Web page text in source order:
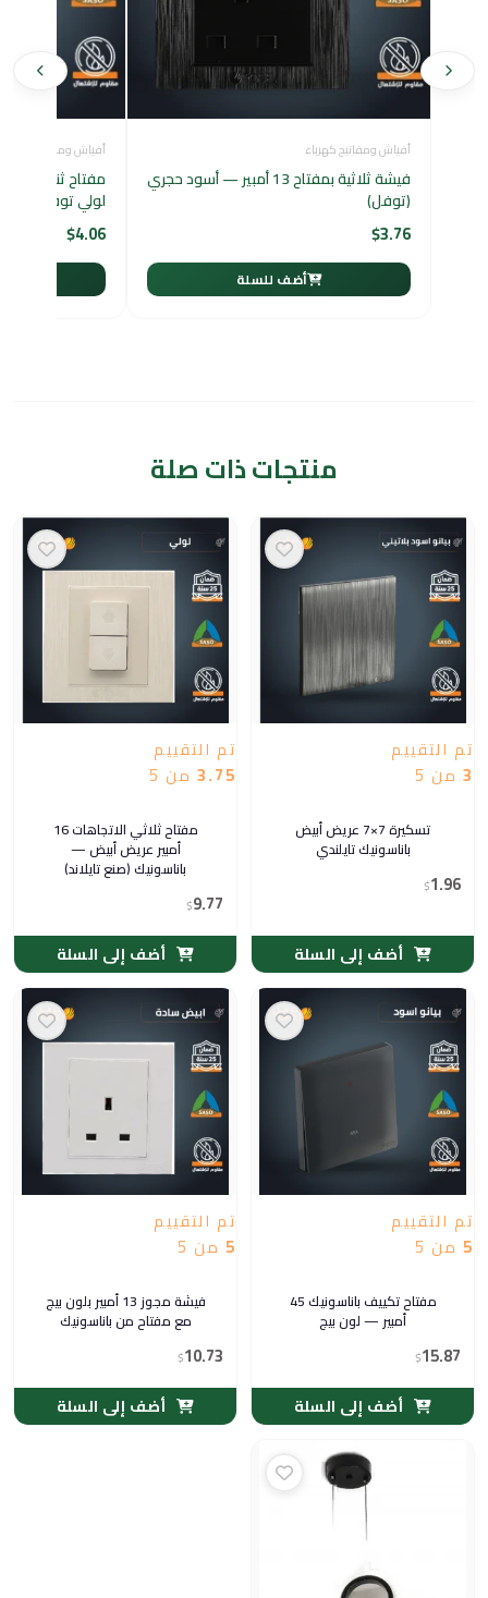
أفياش ومفاتيح كهرباء
فيشة ثلاثية بمفتاح 13 أمبير — أسود حجري
(توفل)
$3.76
أضف للسلة
أفياش ومفاتيح كهرباء
مفتاح ثنائي
لولي توفل
$4.06
منتجات ذات صلة
تم التقييم
3 من 5
تسكيرة 7×7 عريض أبيض
باناسونيك تايلندي
$1.96
أضف إلى السلة
تم التقييم
3.75 من 5
مفتاح ثلاثي الاتجاهات 16
أمبير عريض أبيض —
باناسونيك (صنع تايلاند)
$9.77
أضف إلى السلة
تم التقييم
5 من 5
مفتاح تكييف باناسونيك 45
أمبير — لون بيج
$15.87
أضف إلى السلة
تم التقييم
5 من 5
فيشة مجوز 13 أمبير بلون بيج
مع مفتاح من باناسونيك
$10.73
أضف إلى السلة